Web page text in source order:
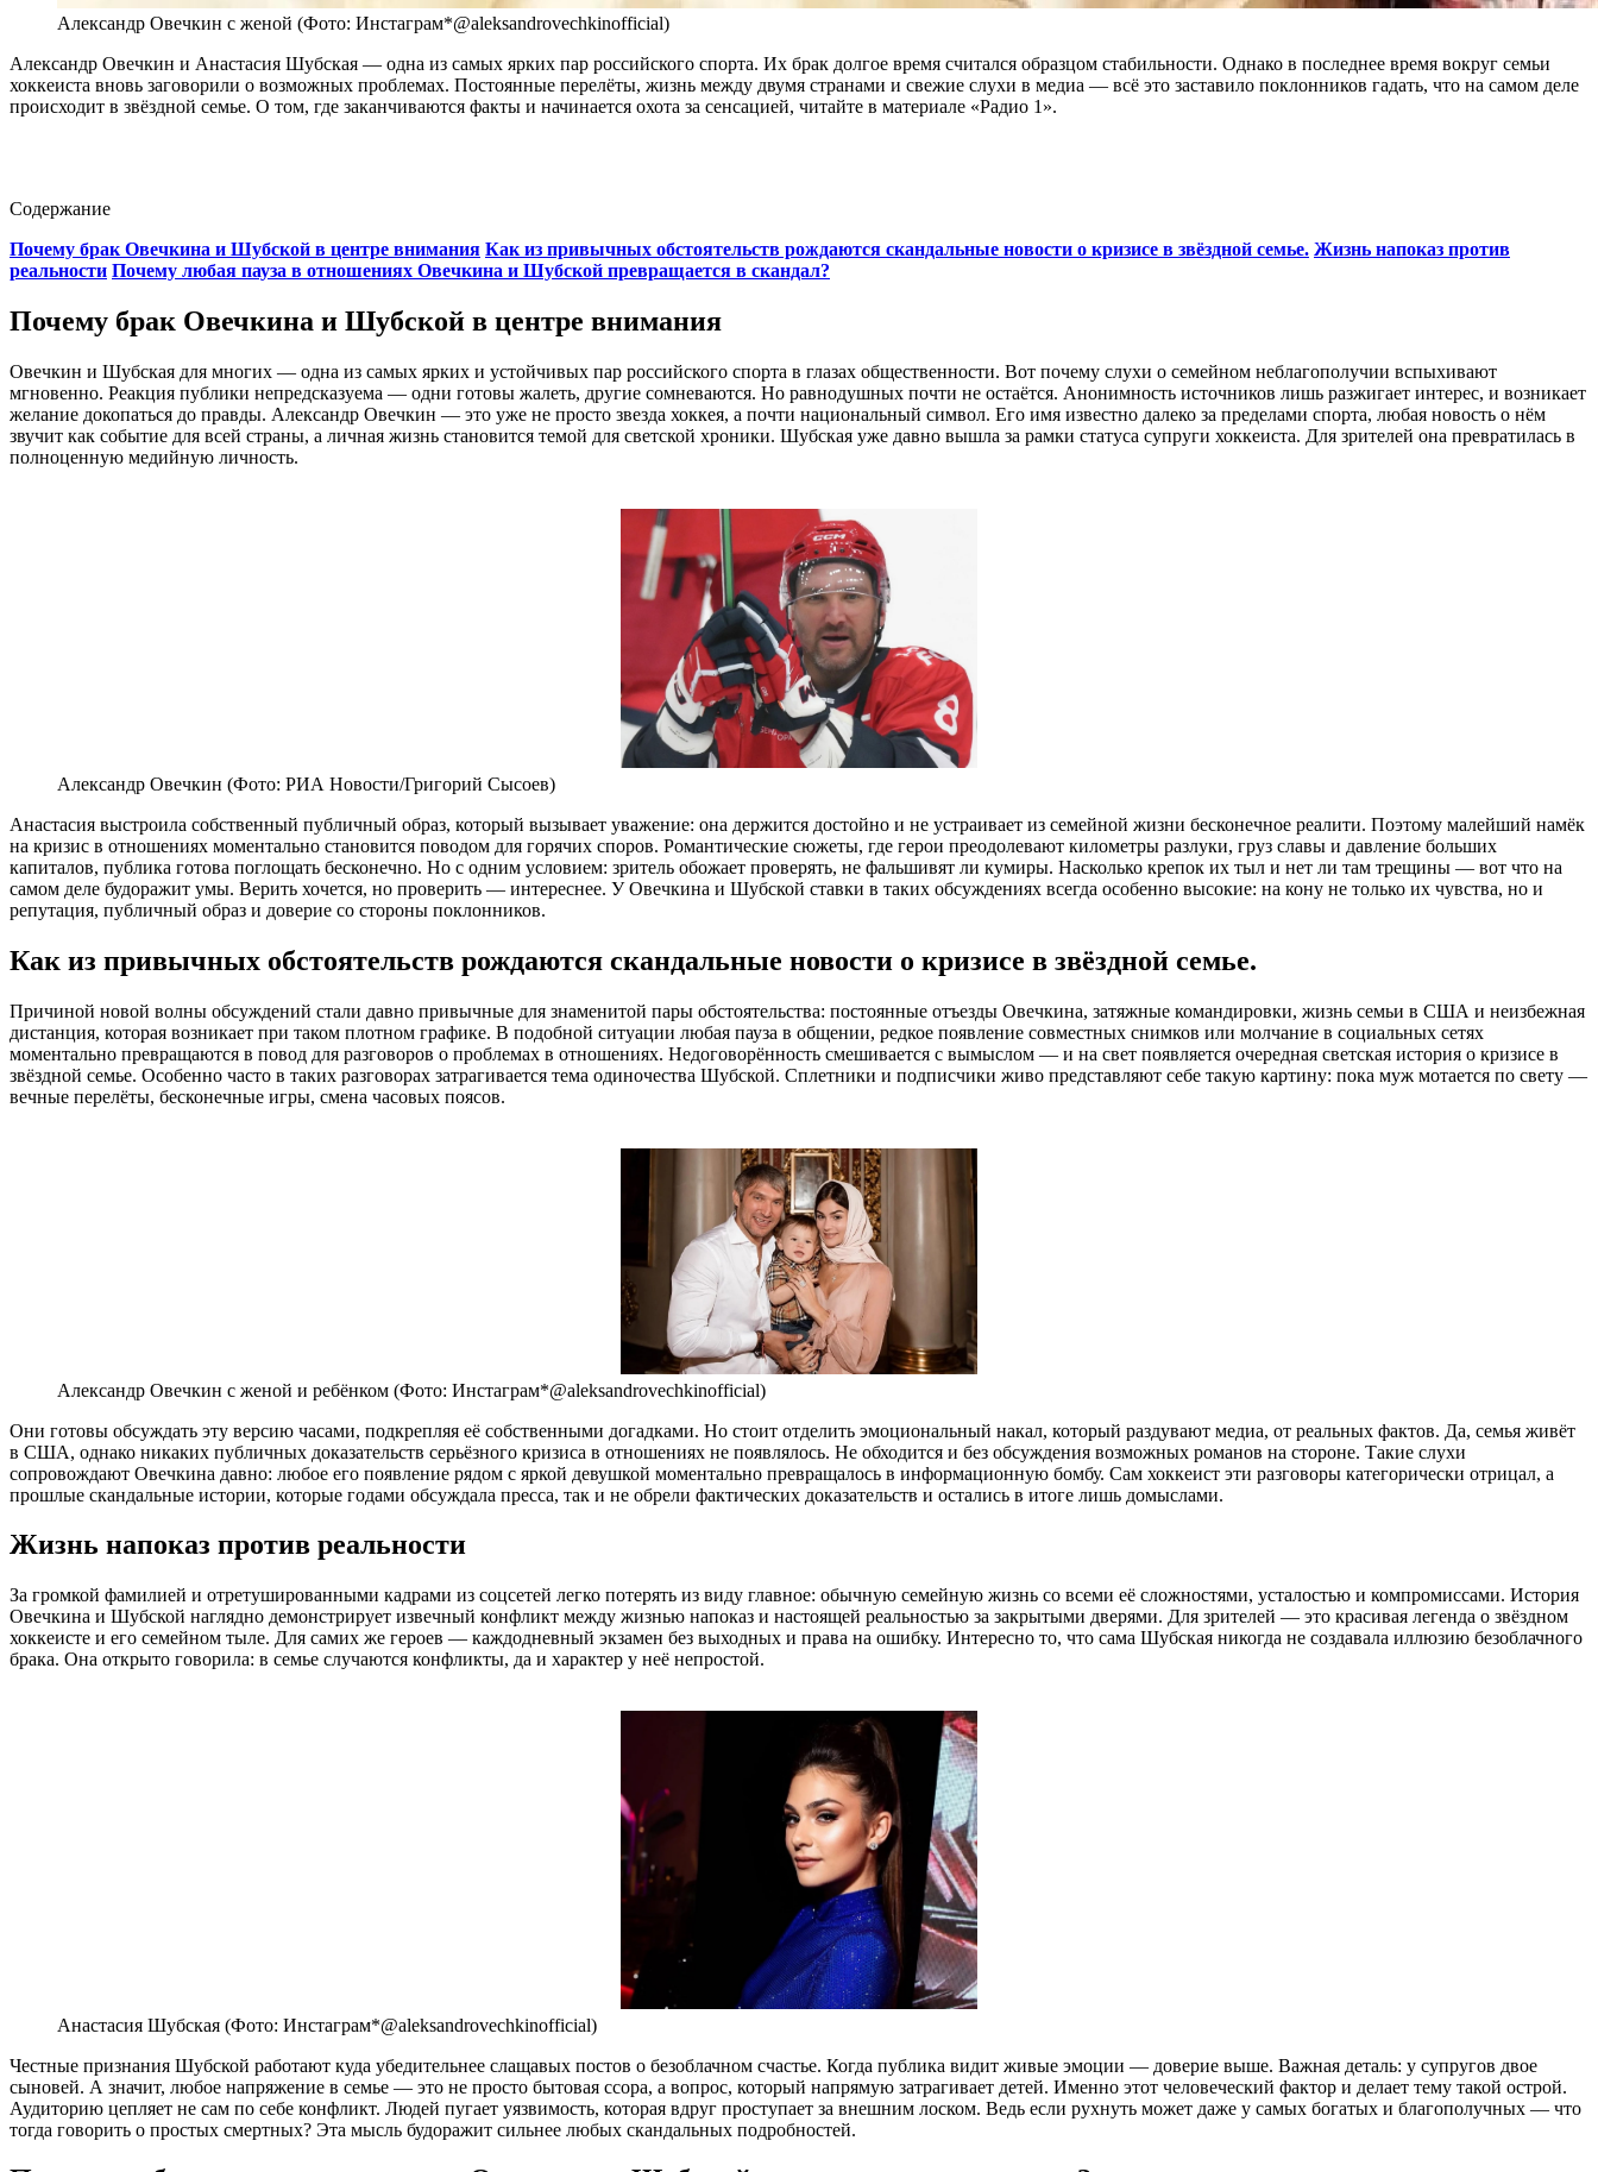
Александр Овечкин c женой (Фото: Инстаграм*@aleksandrovechkinofficial)
Александр Овечкин и Анастасия Шубская — одна из самых ярких пар российского спорта. Их брак долгое время считался образцом стабильности. Однако в последнее время вокруг семьи
хоккеиста вновь заговорили о возможных проблемах. Постоянные перелёты, жизнь между двумя странами и свежие слухи в медиа — всё это заставило поклонников гадать, что на самом деле
происходит в звёздной семье. О том, где заканчиваются факты и начинается охота за сенсацией, читайте в материале «Радио 1».
Содержание
Почему брак Овечкина и Шубской в центре внимания Как из привычных обстоятельств рождаются скандальные новости о кризисе в звёздной семье. Жизнь напоказ против
реальности Почему любая пауза в отношениях Овечкина и Шубской превращается в скандал?
Почему брак Овечкина и Шубской в центре внимания
Овечкин и Шубская для многих — одна из самых ярких и устойчивых пар российского спорта в глазах общественности. Вот почему слухи о семейном неблагополучии вспыхивают
мгновенно. Реакция публики непредсказуема — одни готовы жалеть, другие сомневаются. Но равнодушных почти не остаётся. Анонимность источников лишь разжигает интерес, и возникает
желание докопаться до правды. Александр Овечкин — это уже не просто звезда хоккея, а почти национальный символ. Его имя известно далеко за пределами спорта, любая новость о нём
звучит как событие для всей страны, а личная жизнь становится темой для светской хроники. Шубская уже давно вышла за рамки статуса супруги хоккеиста. Для зрителей она превратилась в
полноценную медийную личность.
Александр Овечкин (Фото: РИА Новости/Григорий Сысоев)
Анастасия выстроила собственный публичный образ, который вызывает уважение: она держится достойно и не устраивает из семейной жизни бесконечное реалити. Поэтому малейший намёк
на кризис в отношениях моментально становится поводом для горячих споров. Романтические сюжеты, где герои преодолевают километры разлуки, груз славы и давление больших
капиталов, публика готова поглощать бесконечно. Но с одним условием: зритель обожает проверять, не фальшивят ли кумиры. Насколько крепок их тыл и нет ли там трещины — вот что на
самом деле будоражит умы. Верить хочется, но проверить — интереснее. У Овечкина и Шубской ставки в таких обсуждениях всегда особенно высокие: на кону не только их чувства, но и
репутация, публичный образ и доверие со стороны поклонников.
Как из привычных обстоятельств рождаются скандальные новости о кризисе в звёздной семье.
Причиной новой волны обсуждений стали давно привычные для знаменитой пары обстоятельства: постоянные отъезды Овечкина, затяжные командировки, жизнь семьи в США и неизбежная
дистанция, которая возникает при таком плотном графике. В подобной ситуации любая пауза в общении, редкое появление совместных снимков или молчание в социальных сетях
моментально превращаются в повод для разговоров о проблемах в отношениях. Недоговорённость смешивается с вымыслом — и на свет появляется очередная светская история о кризисе в
звёздной семье. Особенно часто в таких разговорах затрагивается тема одиночества Шубской. Сплетники и подписчики живо представляют себе такую картину: пока муж мотается по свету —
вечные перелёты, бесконечные игры, смена часовых поясов.
Александр Овечкин с женой и ребёнком (Фото: Инстаграм*@aleksandrovechkinofficial)
Они готовы обсуждать эту версию часами, подкрепляя её собственными догадками. Но стоит отделить эмоциональный накал, который раздувают медиа, от реальных фактов. Да, семья живёт
в США, однако никаких публичных доказательств серьёзного кризиса в отношениях не появлялось. Не обходится и без обсуждения возможных романов на стороне. Такие слухи
сопровождают Овечкина давно: любое его появление рядом с яркой девушкой моментально превращалось в информационную бомбу. Сам хоккеист эти разговоры категорически отрицал, а
прошлые скандальные истории, которые годами обсуждала пресса, так и не обрели фактических доказательств и остались в итоге лишь домыслами.
Жизнь напоказ против реальности
За громкой фамилией и отретушированными кадрами из соцсетей легко потерять из виду главное: обычную семейную жизнь со всеми её сложностями, усталостью и компромиссами. История
Овечкина и Шубской наглядно демонстрирует извечный конфликт между жизнью напоказ и настоящей реальностью за закрытыми дверями. Для зрителей — это красивая легенда о звёздном
хоккеисте и его семейном тыле. Для самих же героев — каждодневный экзамен без выходных и права на ошибку. Интересно то, что сама Шубская никогда не создавала иллюзию безоблачного
брака. Она открыто говорила: в семье случаются конфликты, да и характер у неё непростой.
Анастасия Шубская (Фото: Инстаграм*@aleksandrovechkinofficial)
Честные признания Шубской работают куда убедительнее слащавых постов о безоблачном счастье. Когда публика видит живые эмоции — доверие выше. Важная деталь: у супругов двое
сыновей. А значит, любое напряжение в семье — это не просто бытовая ссора, а вопрос, который напрямую затрагивает детей. Именно этот человеческий фактор и делает тему такой острой.
Аудиторию цепляет не сам по себе конфликт. Людей пугает уязвимость, которая вдруг проступает за внешним лоском. Ведь если рухнуть может даже у самых богатых и благополучных — что
тогда говорить о простых смертных? Эта мысль будоражит сильнее любых скандальных подробностей.